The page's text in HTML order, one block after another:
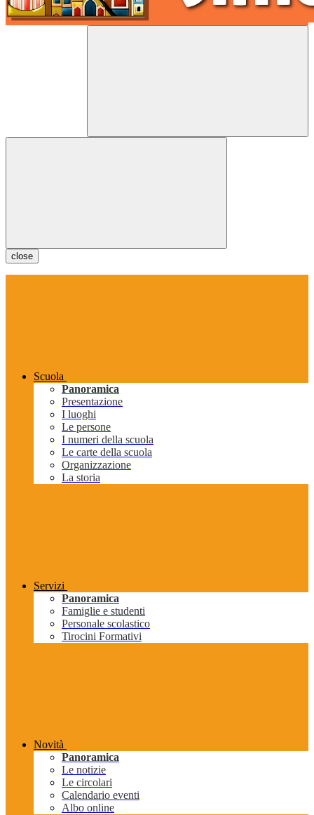
close
Scuola
Panoramica
Presentazione
I luoghi
Le persone
I numeri della scuola
Le carte della scuola
Organizzazione
La storia
Servizi
Panoramica
Famiglie e studenti
Personale scolastico
Tirocini Formativi
Novità
Panoramica
Le notizie
Le circolari
Calendario eventi
Albo online